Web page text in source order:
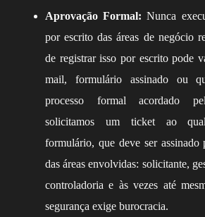
Aprovação Formal: Nunca
por escrito das áreas de negócio
de registrar isso por escrito pode
mail, formulário assinado ou
processo formal acordado
solicitamos um ticket ao
formulário, que deve ser assinado
das áreas envolvidas: solicitante,
controladoria e às vezes até
segurança exige burocracia.